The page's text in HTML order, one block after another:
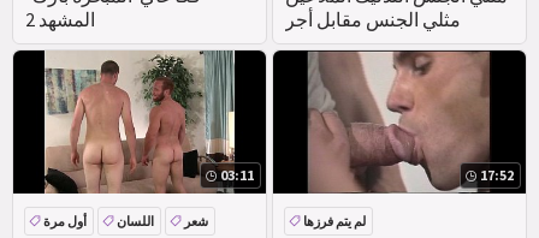
المشهد 2
مثلي الجنس مقابل أجر
03:11
أول مرة اللسان شعر
17:52
لم يتم فرزها